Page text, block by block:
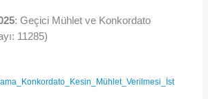
: Geçici Mühlet ve Konkordato
11285)